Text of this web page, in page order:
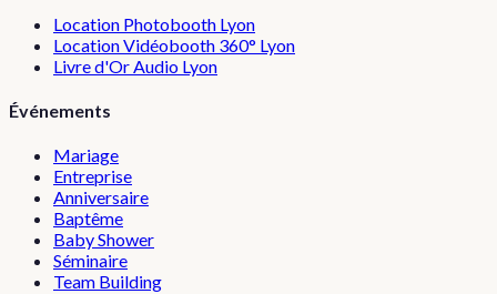
Location Photobooth Lyon
Location Vidéobooth 360° Lyon
Livre d'Or Audio Lyon
Événements
Mariage
Entreprise
Anniversaire
Baptême
Baby Shower
Séminaire
Team Building